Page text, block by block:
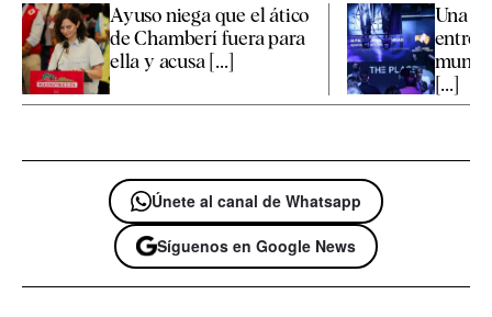
Ayuso niega que el ático
de Chamberí fuera para
ella y acusa [...]
Una
entre
[...]
Únete al canal de Whatsapp
Síguenos en Google News